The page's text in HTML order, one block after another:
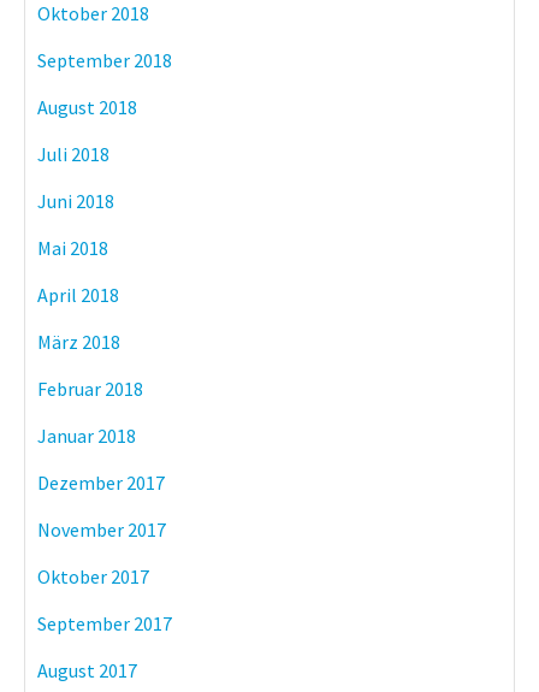
Oktober 2018
September 2018
August 2018
Juli 2018
Juni 2018
Mai 2018
April 2018
März 2018
Februar 2018
Januar 2018
Dezember 2017
November 2017
Oktober 2017
September 2017
August 2017